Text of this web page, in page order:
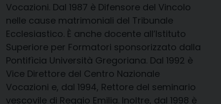
Vocazioni. Dal 1987 è Difensore del Vincolo
nelle cause matrimoniali del Tribunale
Ecclesiastico. È anche docente all’Istituto
Superiore per Formatori sponsorizzato dalla
Pontifìcia Università Gregoriana. Dal 1992 è
Vice Direttore del Centro Nazionale
Vocazioni e, dal 1994, Rettore del seminario
vescovile di Reggio Emilia. Inoltre, dal 1998 è